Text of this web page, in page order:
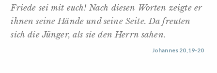
Friede sei mit euch! Nach diesen Worten zeigte er
ihnen seine Hände und seine Seite. Da freuten
sich die Jünger, als sie den Herrn sahen.
Johannes 20,19-20